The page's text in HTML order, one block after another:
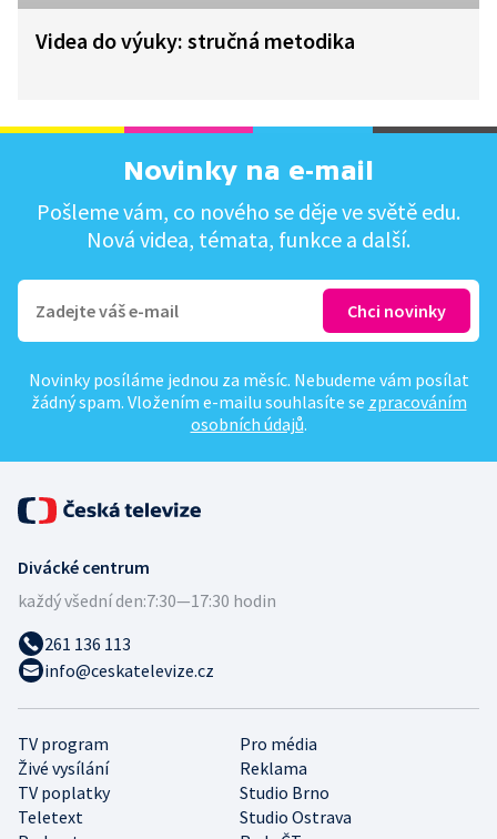
Videa do výuky: stručná metodika
Novinky na e-mail
Pošleme vám, co nového se děje ve světě edu.
Nová videa, témata, funkce a další.
Novinky posíláme jednou za měsíc. Nebudeme vám posílat
žádný spam. Vložením e-mailu souhlasíte se zpracováním
osobních údajů.